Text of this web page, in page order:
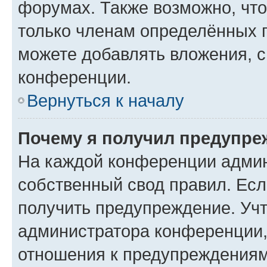
форумах. Также возможно,
только членам определённых
можете добавлять вложения,
конференции.
Вернуться к началу
Почему я получил
На каждой конференции
собственный свод правил.
получить предупреждение.
администратора
отношения к